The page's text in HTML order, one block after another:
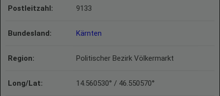
Postleitzahl: 9133
Bundesland: Kärnten
Region: Politischer Bezirk Völkermarkt
Long/Lat: 14.560530° / 46.550570°